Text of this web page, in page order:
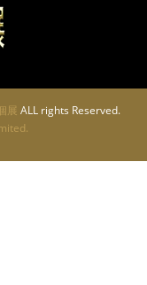
展 ALL rights Reserved.